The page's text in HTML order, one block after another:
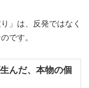
」は、反発ではなく
です。
んだ、本物の個